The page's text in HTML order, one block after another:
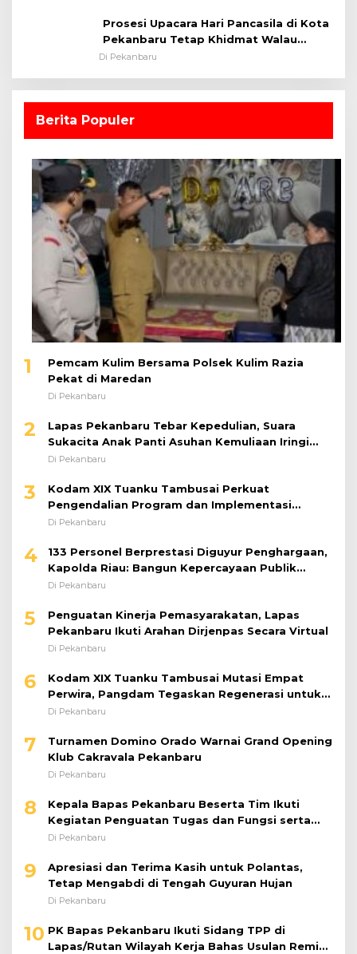
Prosesi Upacara Hari Pancasila di Kota
Pekanbaru Tetap Khidmat Walau
Dalam Ruangan
Di Pekanbaru
Berita Populer
1
Pemcam Kulim Bersama Polsek Kulim Razia
Pekat di Maredan
Di Pekanbaru
2
Lapas Pekanbaru Tebar Kepedulian, Suara
Sukacita Anak Panti Asuhan Kemuliaan Iringi
Bantuan Sosial
Di Pekanbaru
3
Kodam XIX Tuanku Tambusai Perkuat
Pengendalian Program dan Implementasi
Doktrin TNI AD
Di Pekanbaru
4
133 Personel Berprestasi Diguyur Penghargaan,
Kapolda Riau: Bangun Kepercayaan Publik
dengan Karya Nyata
Di Pekanbaru
5
Penguatan Kinerja Pemasyarakatan, Lapas
Pekanbaru Ikuti Arahan Dirjenpas Secara Virtual
Di Pekanbaru
6
Kodam XIX Tuanku Tambusai Mutasi Empat
Perwira, Pangdam Tegaskan Regenerasi untuk
Perkuat Kinerja Satuan
Di Pekanbaru
7
Turnamen Domino Orado Warnai Grand Opening
Klub Cakravala Pekanbaru
Di Pekanbaru
8
Kepala Bapas Pekanbaru Beserta Tim Ikuti
Kegiatan Penguatan Tugas dan Fungsi serta
Paparan Penempatan WBP ke Lapas Terbuka
Di Pekanbaru
9
Apresiasi dan Terima Kasih untuk Polantas,
Tetap Mengabdi di Tengah Guyuran Hujan
Di Pekanbaru
10 PK Bapas Pekanbaru Ikuti Sidang TPP di
Lapas/Rutan Wilayah Kerja Bahas Usulan Remisi